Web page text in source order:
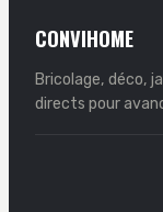
CONVIHOME
Bricolage, déco,
directs pour